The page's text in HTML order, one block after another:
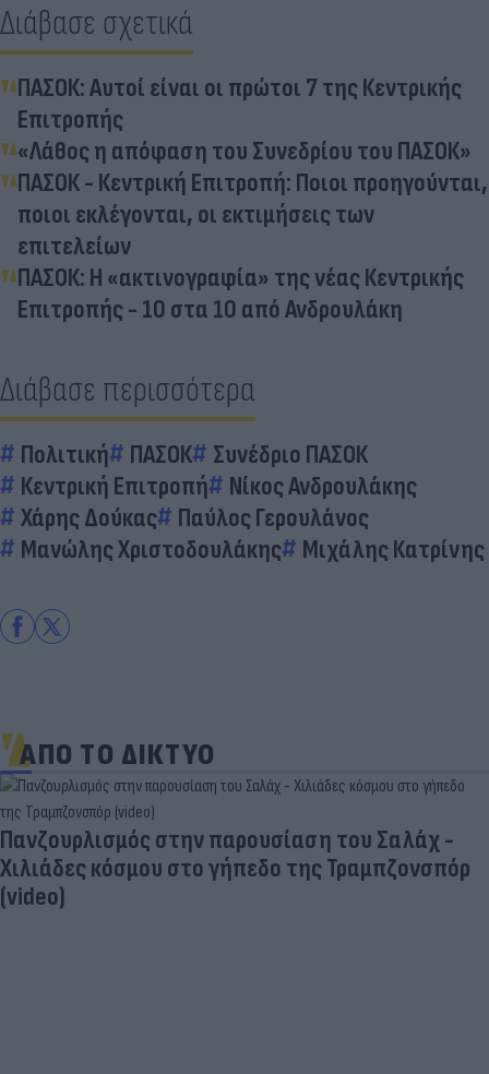
Διάβασε σχετικά
ΠΑΣΟΚ: Αυτοί είναι οι πρώτοι 7 της Κεντρικής
Επιτροπής
«Λάθος η απόφαση του Συνεδρίου του ΠΑΣΟΚ»
ΠΑΣΟΚ - Κεντρική Επιτροπή: Ποιοι προηγούνται,
ποιοι εκλέγονται, οι εκτιμήσεις των
επιτελείων
ΠΑΣΟΚ: Η «ακτινογραφία» της νέας Κεντρικής
Επιτροπής - 10 στα 10 από Ανδρουλάκη
Διάβασε περισσότερα
Πολιτική ΠΑΣΟΚ
Συνέδριο ΠΑΣΟΚ
Κεντρική Επιτροπή
Νίκος Ανδρουλάκης
Χάρης Δούκας
Παύλος Γερουλάνος
Μανώλης Χριστοδουλάκης
Μιχάλης Κατρίνης
ΑΠΟ ΤΟ ΔΙΚΤΥΟ
Πανζουρλισμός στην παρουσίαση του Σαλάχ -
Χιλιάδες κόσμου στο γήπεδο της Τραμπζονσπόρ
(video)